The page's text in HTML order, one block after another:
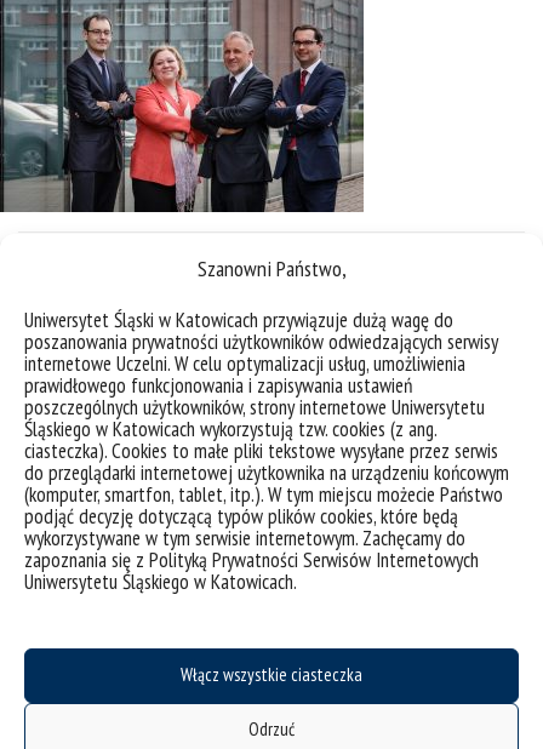
Szanowni Państwo,
Uniwersytet Śląski w Katowicach przywiązuje dużą wagę do
poszanowania prywatności użytkowników odwiedzających serwisy
internetowe Uczelni. W celu optymalizacji usług, umożliwienia
prawidłowego funkcjonowania i zapisywania ustawień
poszczególnych użytkowników, strony internetowe Uniwersytetu
Śląskiego w Katowicach wykorzystują tzw. cookies (z ang.
ciasteczka). Cookies to małe pliki tekstowe wysyłane przez serwis
do przeglądarki internetowej użytkownika na urządzeniu końcowym
(komputer, smartfon, tablet, itp.). W tym miejscu możecie Państwo
podjąć decyzję dotyczącą typów plików cookies, które będą
wykorzystywane w tym serwisie internetowym. Zachęcamy do
zapoznania się z Polityką Prywatności Serwisów Internetowych
Uniwersytetu Śląskiego w Katowicach.
Włącz wszystkie ciasteczka
Odrzuć
deklaracja dostępności
mapa strony
Obserwatorium Procesów Miejskich i Metropolitarnych